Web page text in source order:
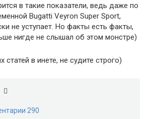
в такие показатели, ведь даже по
Bugatti Veyron Super Sport,
не уступает. Но факты есть факты,
нигде не слышал об этом монстре)
в инете, не судите строго)
290